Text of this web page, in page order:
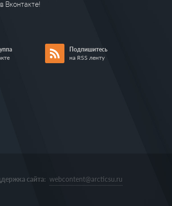
Вконтакте!
Подпишитесь
на RSS ленту
сайта: webcontent@arcticsu.ru